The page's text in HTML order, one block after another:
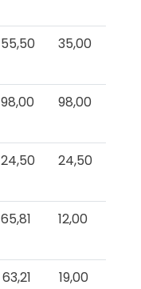
55,50
35,00
98,00
98,00
24,50
24,50
65,81
12,00
63,21
19,00